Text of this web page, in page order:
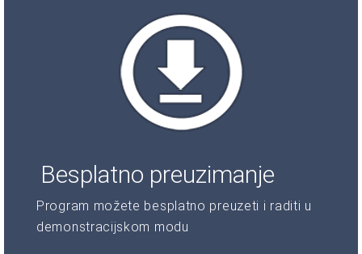
Besplatno preuzimanje
Program možete besplatno preuzeti i raditi u
demonstracijskom modu